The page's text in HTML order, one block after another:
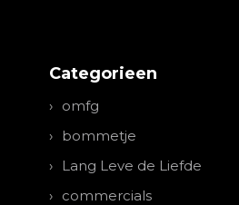
Categorieen
omfg
bommetje
Lang Leve de Liefde
commercials